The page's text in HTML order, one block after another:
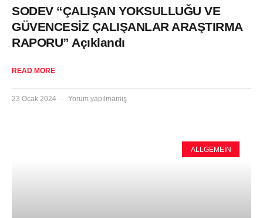
SODEV “ÇALIŞAN YOKSULLUĞU VE
GÜVENCESİZ ÇALIŞANLAR ARAŞTIRMA
RAPORU” Açıklandı
READ MORE
23 Ocak 2024 Yorum yapılmamış
ALLGEMEIN